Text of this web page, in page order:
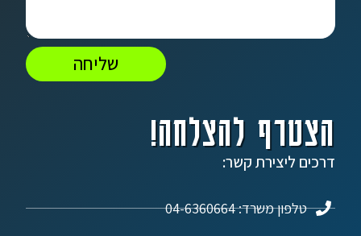
הצטרף להצלחה!
דרכים ליצירת קשר:
טלפון משרד: 04-6360664
שליחה